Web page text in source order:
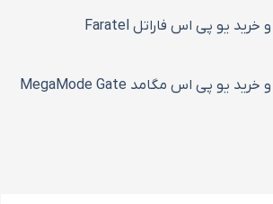
قیمت و خرید یو پی اس فاراتل Faratel
قیمت و خرید یو پی اس مگامد MegaMode Gate